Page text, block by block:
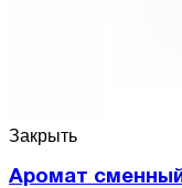
Закрыть
Аромат